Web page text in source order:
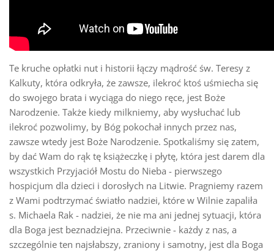
Te kruche opłatki nut i historii łączy mądrość św. Teresy z
Kalkuty, która odkryła, że zawsze, ilekroć ktoś uśmiecha się
do swojego brata i wyciąga do niego ręce, jest Boże
Narodzenie. Także kiedy milkniemy, aby wysłuchać lub
ilekroć pozwolimy, by Bóg pokochał innych przez nas,
zawsze wtedy jest Boże Narodzenie. Spotkaliśmy się zatem,
by dać Wam do rąk tę książeczkę i płytę, która jest darem dla
wszystkich Przyjaciół Mostu do Nieba - pierwszego
hospicjum dla dzieci i dorosłych na Litwie. Pragniemy razem
z Wami podtrzymać światło nadziei, które w Wilnie zapaliła
s. Michaela Rak - nadziei, że nie ma ani jednej sytuacji, która
dla Boga jest beznadziejna. Przeciwnie - każdy z nas, a
szczególnie ten najsłabszy, zraniony i samotny, jest dla Boga